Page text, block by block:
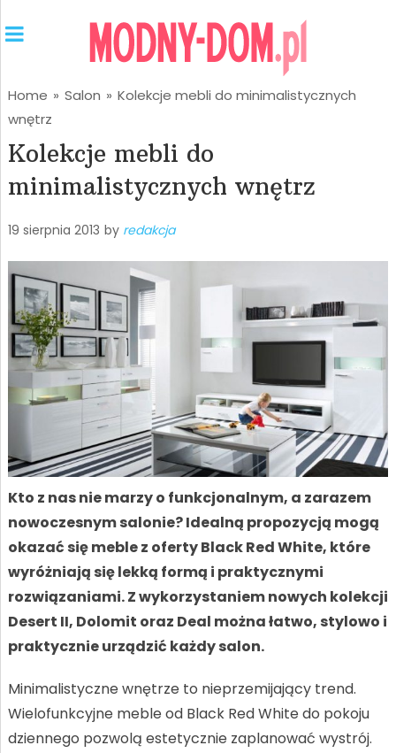
Home » Salon » Kolekcje mebli do minimalistycznych
wnętrz
Kolekcje mebli do
minimalistycznych wnętrz
19 sierpnia 2013 by redakcja
Kto z nas nie marzy o funkcjonalnym, a zarazem
nowoczesnym salonie? Idealną propozycją mogą
okazać się meble z oferty Black Red White, które
wyróżniają się lekką formą i praktycznymi
rozwiązaniami. Z wykorzystaniem nowych kolekcji
Desert II, Dolomit oraz Deal można łatwo, stylowo i
praktycznie urządzić każdy salon.
Minimalistyczne wnętrze to nieprzemijający trend.
Wielofunkcyjne meble od Black Red White do pokoju
dziennego pozwolą estetycznie zaplanować wystrój.